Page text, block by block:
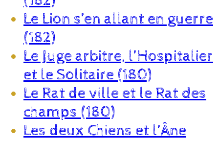
Le Lion s’en allant en guerre
(182)
Le Juge arbitre, l’Hospitalier
et le Solitaire (180)
Le Rat de ville et le Rat des
champs (180)
Les deux Chiens et l’Âne